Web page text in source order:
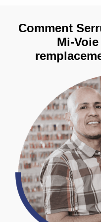
Comment
Mi-